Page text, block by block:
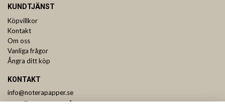
KUNDTJÄNST
Köpvillkor
Kontakt
Om oss
Vanliga frågor
Ångra ditt köp
KONTAKT
info@noterapapper.se